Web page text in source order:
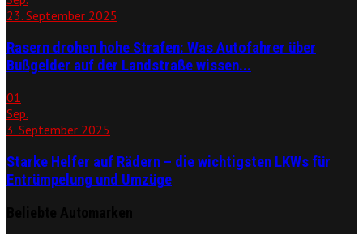
23. September 2025
Rasern drohen hohe Strafen: Was Autofahrer über
Bußgelder auf der Landstraße wissen...
01
Sep.
3. September 2025
Starke Helfer auf Rädern – die wichtigsten LKWs für
Entrümpelung und Umzüge